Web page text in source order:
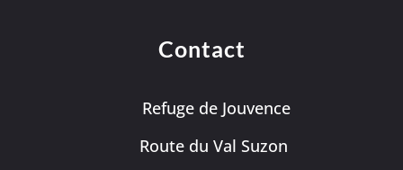
Contact
Refuge de Jouvence
Route du Val Suzon